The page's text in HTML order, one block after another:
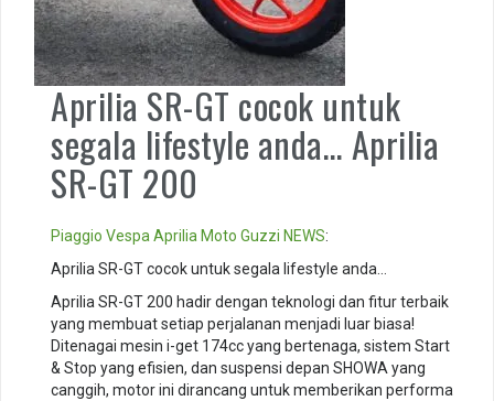
Aprilia SR-GT cocok untuk
segala lifestyle anda… Aprilia
SR-GT 200
Piaggio VespaAprilia Moto Guzzi NEWS:
Aprilia SR-GT cocok untuk segala lifestyle anda…
Aprilia SR-GT 200 hadir dengan teknologi dan fitur terbaik
yang membuat setiap perjalanan menjadi luar biasa!
Ditenagai mesin i-get 174cc yang bertenaga, sistem Start
& Stop yang efisien, dan suspensi depan SHOWA yang
canggih, motor ini dirancang untuk memberikan performa